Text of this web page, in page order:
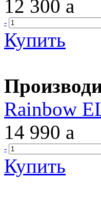
12 300 a
-
Купить
Rainbow
14 990 a
-
Купить